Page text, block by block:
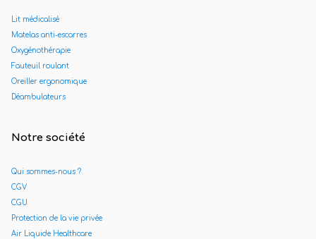
Lit médicalisé
Matelas anti-escarres
Oxygénothérapie
Fauteuil roulant
Oreiller ergonomique
Déambulateurs
Notre société
Qui sommes-nous ?
CGV
CGU
Protection de la vie privée
Air Liquide Healthcare